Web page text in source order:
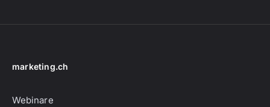
marketing.ch
Webinare